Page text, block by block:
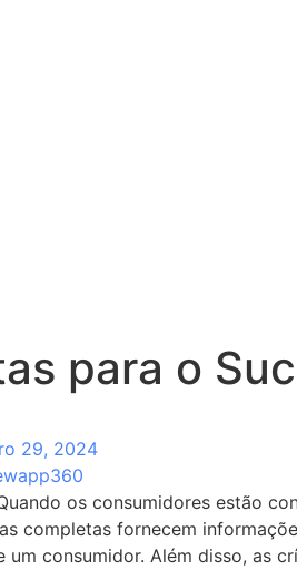
para o
29, 2024
os consumidores estão
completas fornecem
consumidor. Além disso, as